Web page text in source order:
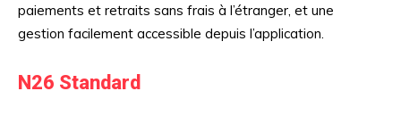
paiements et retraits sans frais à l’étranger, et une
gestion facilement accessible depuis l’application.
N26 Standard